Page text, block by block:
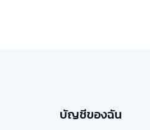
บัญชีของฉัน